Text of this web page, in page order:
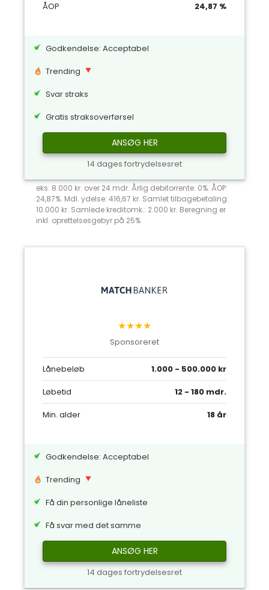
ÅOP
24,87 %
Godkendelse: Acceptabel
Trending
Svar straks
Gratis straksoverførsel
ANSØG HER
14 dages fortrydelsesret
eks: 8.000 kr. over 24 mdr. Årlig debitorrente: 0%. ÅOP:
24,87%. Mdl. ydelse: 416,67 kr. Samlet tilbagebetaling:
10.000 kr. Samlede kreditomk.: 2.000 kr. Beregning er
inkl. oprettelsesgebyr på 25%
★★★★
Sponsoreret
Lånebeløb
1.000 - 500.000 kr
Løbetid
12 - 180 mdr.
Min. alder
18 år
Godkendelse: Acceptabel
Trending
Få din personlige låneliste
Få svar med det samme
ANSØG HER
14 dages fortrydelsesret